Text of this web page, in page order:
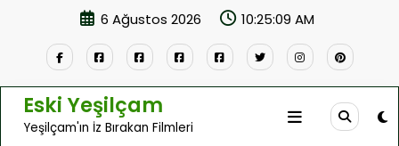
6 Ağustos 2026 10:25:09 AM
Eski Yeşilçam
Yeşilçam'ın İz Bırakan Filmleri